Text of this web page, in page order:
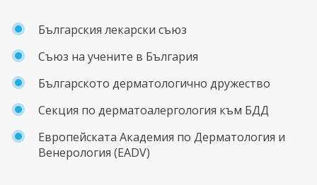
Българския лекарски съюз
Съюз на учените в България
Българското дерматологично дружество
Секция по дерматоалергология към БДД
Европейската Академия по Дерматология и
Венерология (EADV)